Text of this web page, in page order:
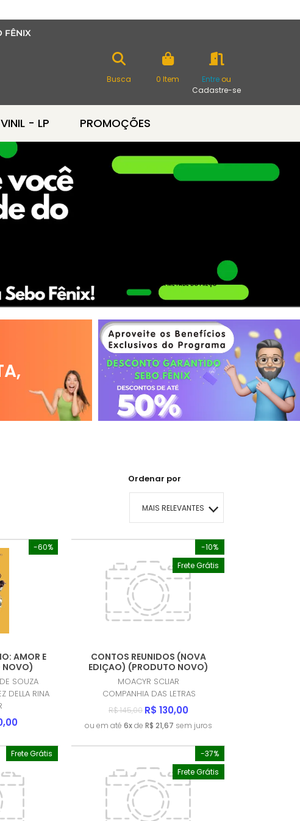
FÊNIX
Busca 0 Item Entre ou
Cadastre-se
VINIL - LP PROMOÇÕES
AQUI TEM O LIVRO QUE VOCÊ PROCURA PELA METADE DO PREÇO
Conheça o Desconto Garantido de livros Sebo Fênix!
OFERTA HISTORIAS EM QUADRINHOS
,
Ordenar por
MAIS RELEVANTES
MAIS VENDIDOS
MENOR PREÇO
MAIOR PREÇO
-60%
AMOR E
NOVO)
SOUZA
DELLA RINA
-10%
Frete Grátis
CONTOS REUNIDOS (NOVA
EDIÇAO) (PRODUTO NOVO)
MOACYR SCLIAR
COMPANHIA DAS LETRAS
R$ 145,00 R$ 130,00
ou em até 6xde R$ 21,67 sem juros
Frete Grátis
-37%
Frete Grátis